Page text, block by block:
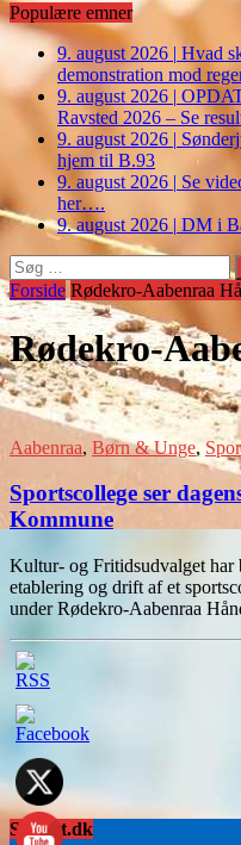
Populære emner
9. august 2026 | Hvad
demonstration mod
9. august 2026 |
Ravsted 2026 – Se
9. august 2026 |
hjem til B.93
9. august 2026 | Se
her….
9. august 2026 | DM i
Søg
efter:
Forside Rødekro-Aabenraa
Rødekro-
Aabenraa, Børn & Unge,
Sportscollege ser
Kommune
Kultur- og Fritidsudvalget har
etablering og drift af et
under Rødekro-Aabenraa
Sydnyt.dk